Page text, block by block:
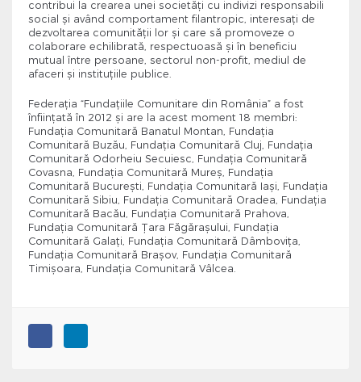
contribui la crearea unei societăţi cu indivizi responsabili
social şi având comportament filantropic, interesaţi de
dezvoltarea comunităţii lor şi care să promoveze o
colaborare echilibrată, respectuoasă şi în beneficiu
mutual între persoane, sectorul non-profit, mediul de
afaceri şi instituţiile publice.
Federaţia “Fundaţiile Comunitare din România” a fost
înființată în 2012 și are la acest moment 18 membri:
Fundația Comunitară Banatul Montan, Fundația
Comunitară Buzău, Fundația Comunitară Cluj, Fundația
Comunitară Odorheiu Secuiesc, Fundația Comunitară
Covasna, Fundația Comunitară Mureș, Fundația
Comunitară București, Fundația Comunitară Iași, Fundația
Comunitară Sibiu, Fundația Comunitară Oradea, Fundația
Comunitară Bacău, Fundația Comunitară Prahova,
Fundația Comunitară Țara Făgărașului, Fundația
Comunitară Galați, Fundația Comunitară Dâmbovița,
Fundația Comunitară Brașov, Fundația Comunitară
Timișoara, Fundația Comunitară Vâlcea.